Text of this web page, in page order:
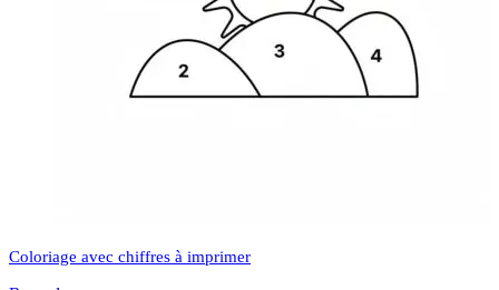
Coloriage avec chiffres à imprimer